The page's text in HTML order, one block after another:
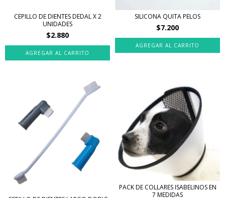
CEPILLO DE DIENTES DEDAL X 2
UNIDADES
$2.880
SILICONA QUITA PELOS
$7.200
PACK DE COLLARES ISABELINOS EN
7 MEDIDAS